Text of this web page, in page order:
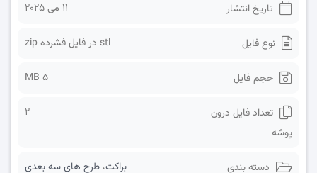
تاریخ انتشار 11 می 2025
نوع فایل stl در فایل فشرده zip
حجم فایل 5 MB
تعداد فایل درون
پوشه
2
دسته بندی براکت، طرح های سه بعدی